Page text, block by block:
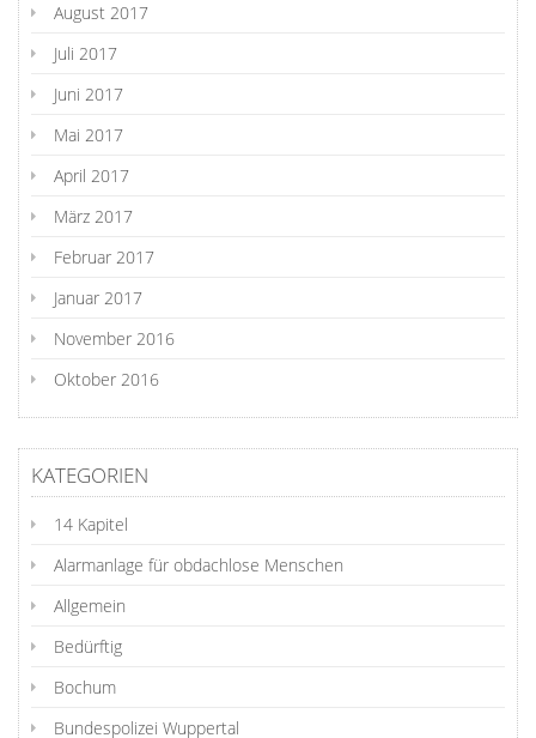
August 2017
Juli 2017
Juni 2017
Mai 2017
April 2017
März 2017
Februar 2017
Januar 2017
November 2016
Oktober 2016
KATEGORIEN
14 Kapitel
Alarmanlage für obdachlose Menschen
Allgemein
Bedürftig
Bochum
Bundespolizei Wuppertal